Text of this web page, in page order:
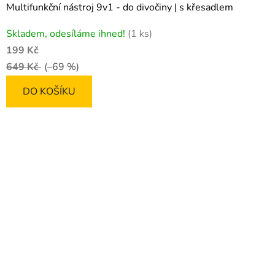
Multifunkční nástroj 9v1 - do divočiny | s křesadlem
Skladem, odesíláme ihned! (1 ks)
199 Kč
649 Kč (–69 %)
DO KOŠÍKU